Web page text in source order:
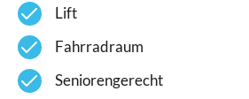
check Lift
check Fahrradraum
check Seniorengerecht